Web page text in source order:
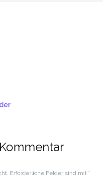
Erforderliche Felder sind mit *